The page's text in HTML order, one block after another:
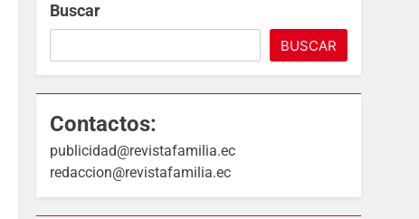
Buscar
BUSCAR
Contactos:
publicidad@revistafamilia.ec
redaccion@revistafamilia.ec